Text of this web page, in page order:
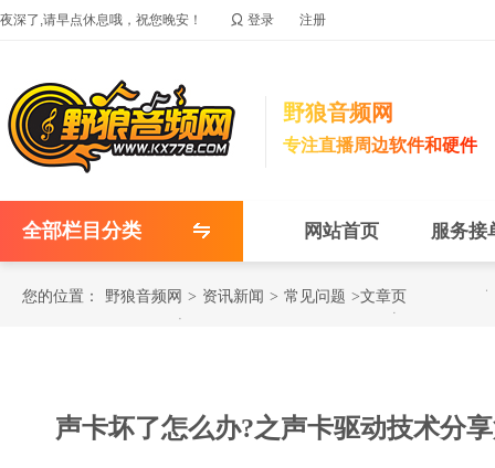
夜深了,请早点休息哦，祝您晚安！  登录 注册
野狼音频网
专注直播周边软件和硬件
全部栏目分类 网站首页 服务接
您的位置： 野狼音频网 > 资讯新闻 > 常见问题 >文章页
声卡坏了怎么办?之声卡驱动技术分